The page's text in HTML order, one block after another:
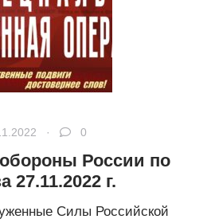
· 0
России по
27.11.2022 г.
Силы Российской